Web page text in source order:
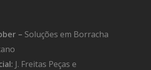
– Soluções em Borracha
J. Freitas Peças e